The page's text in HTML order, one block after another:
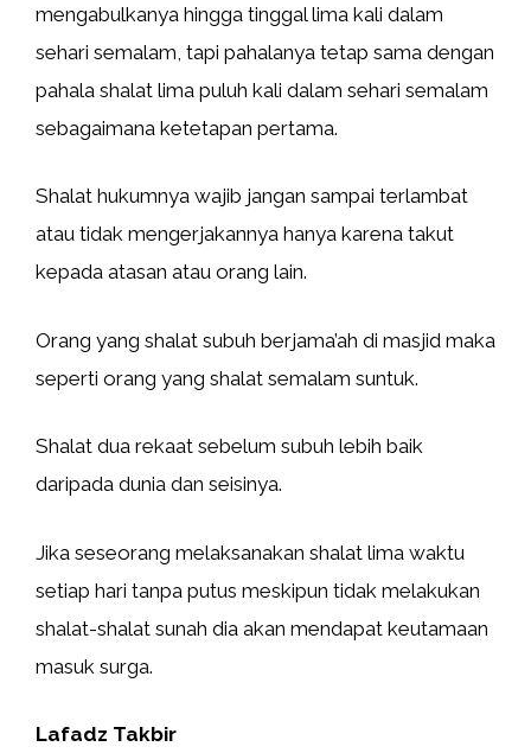
mengabulkanya hingga tinggal lima kali dalam
sehari semalam, tapi pahalanya tetap sama dengan
pahala shalat lima puluh kali dalam sehari semalam
sebagaimana ketetapan pertama.
Shalat hukumnya wajib jangan sampai terlambat
atau tidak mengerjakannya hanya karena takut
kepada atasan atau orang lain.
Orang yang shalat subuh berjama’ah di masjid maka
seperti orang yang shalat semalam suntuk.
Shalat dua rekaat sebelum subuh lebih baik
daripada dunia dan seisinya.
Jika seseorang melaksanakan shalat lima waktu
setiap hari tanpa putus meskipun tidak melakukan
shalat-shalat sunah dia akan mendapat keutamaan
masuk surga.
Lafadz Takbir